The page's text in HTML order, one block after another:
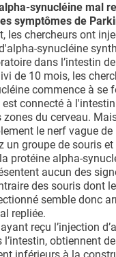
synucléine mal
symptômes de
les chercheurs ont
synucléine
dans l’intestin
de 10 mois, les
commence à se
connecté à
du cerveau.
le nerf vague de
un groupe de souris
protéine alpha-
aucun des
des souris dont
semble donc
repliée.
reçu l’injection
l’intestin, obtiennent